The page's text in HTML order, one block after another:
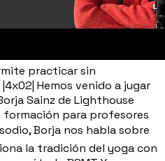
practicar sin
Hemos venido a jugar
Sainz de Lighthouse
formación para profesores
Borja nos habla sobre
la tradición del yoga con